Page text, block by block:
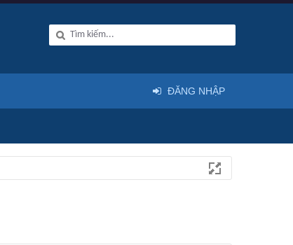
ĐĂNG NHẬP